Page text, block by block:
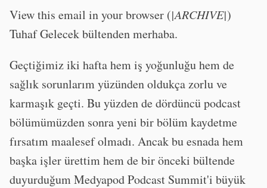
View this email in your browser (|ARCHIVE|)
Tuhaf Gelecek bültenden merhaba.
Geçtiğimiz iki hafta hem iş yoğunluğu hem de
sağlık sorunlarım yüzünden oldukça zorlu ve
karmaşık geçti. Bu yüzden de dördüncü podcast
bölümümüzden sonra yeni bir bölüm kaydetme
fırsatım maalesef olmadı. Ancak bu esnada hem
başka işler ürettim hem de bir önceki bültende
duyurduğum Medyapod Podcast Summit'i büyük